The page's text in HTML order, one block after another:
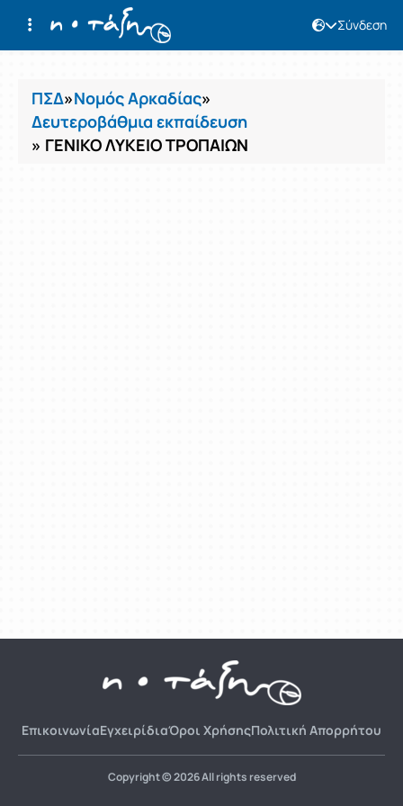
Σύνδεση
Μαθήματα
ΠΣΔ»Νομός Αρκαδίας»
Δευτεροβάθμια εκπαίδευση
» ΓΕΝΙΚΟ ΛΥΚΕΙΟ ΤΡΟΠΑΙΩΝ
ΕπικοινωνίαΕγχειρίδιαΌροι ΧρήσηςΠολιτική Απορρήτου
Copyright © 2026 All rights reserved